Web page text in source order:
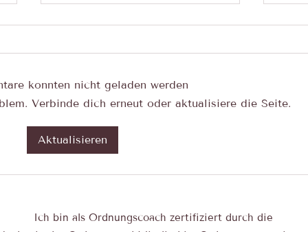
Mein Amazon-Shop: Alle
Empfehlungen an einem Ort
konnten nicht geladen werden
Verbinde dich erneut oder aktualisiere die Seite.
Aktualisieren
Ich bin als Ordnungscoach zertifiziert durch die